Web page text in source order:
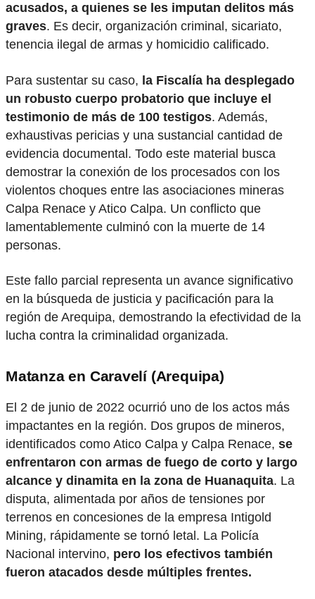
acusados, a quienes se les imputan delitos más
graves. Es decir, organización criminal, sicariato,
tenencia ilegal de armas y homicidio calificado.
Para sustentar su caso, la Fiscalía ha desplegado
un robusto cuerpo probatorio que incluye el
testimonio de más de 100 testigos. Además,
exhaustivas pericias y una sustancial cantidad de
evidencia documental. Todo este material busca
demostrar la conexión de los procesados con los
violentos choques entre las asociaciones mineras
Calpa Renace y Atico Calpa. Un conflicto que
lamentablemente culminó con la muerte de 14
personas.
Este fallo parcial representa un avance significativo
en la búsqueda de justicia y pacificación para la
región de Arequipa, demostrando la efectividad de la
lucha contra la criminalidad organizada.
Matanza en Caravelí (Arequipa)
El 2 de junio de 2022 ocurrió uno de los actos más
impactantes en la región. Dos grupos de mineros,
identificados como Atico Calpa y Calpa Renace, se
enfrentaron con armas de fuego de corto y largo
alcance y dinamita en la zona de Huanaquita. La
disputa, alimentada por años de tensiones por
terrenos en concesiones de la empresa Intigold
Mining, rápidamente se tornó letal. La Policía
Nacional intervino, pero los efectivos también
fueron atacados desde múltiples frentes.